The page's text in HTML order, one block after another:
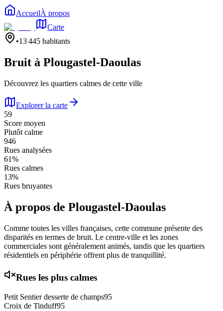
AccueilÀ propos
Carte
•13 445 habitants
Bruit à Plougastel-Daoulas
Découvrez les quartiers calmes de cette ville
Explorer la carte
59
Score moyen
Plutôt calme
946
Rues analysées
61%
Rues calmes
13%
Rues bruyantes
À propos de Plougastel-Daoulas
Comme toutes les villes françaises, cette commune présente des
disparités en termes de bruit. Le centre-ville et les zones
commerciales sont généralement animés, tandis que les quartiers
résidentiels en périphérie offrent plus de tranquillité.
Rues les plus calmes
Petit Sentier desserte de champs95
Croix de Tinduff95